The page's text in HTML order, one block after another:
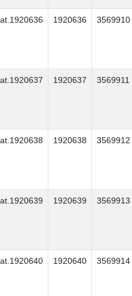
1920636 3569910
1920637 3569911
1920638 3569912
1920639 3569913
1920640 3569914